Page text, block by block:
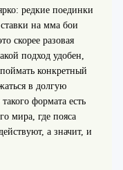
редкие поединки
на мма бои
скорее разовая
подход удобен,
конкретный
в долгую
формата есть
мира, где пояса
а значит, и